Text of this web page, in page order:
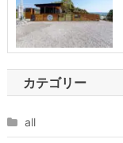
カテゴリー
all